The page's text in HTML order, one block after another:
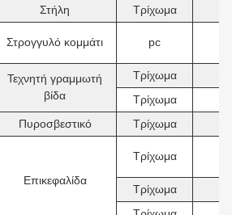
Στήλη
Τρίχωμα
Στρογγυλό κομμάτι pc
Τεχνητή γραμμωτή
βίδα
Τρίχωμα
Τρίχωμα
Πυροσβεστικό Τρίχωμα
Επικεφαλίδα
Τρίχωμα
Τρίχωμα